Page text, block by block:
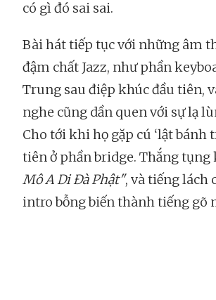
có gì đó sai sai.
Bài hát tiếp tục với những âm
đậm chất Jazz, như phần
Trung sau điệp khúc đầu tiên,
nghe cũng dần quen với sự lạ
Cho tới khi họ gặp cú ‘lật bánh
tiên ở phần bridge. Thắng
Mô A Di Đà Phật", và tiếng lách
intro bỗng biến thành tiếng gõ